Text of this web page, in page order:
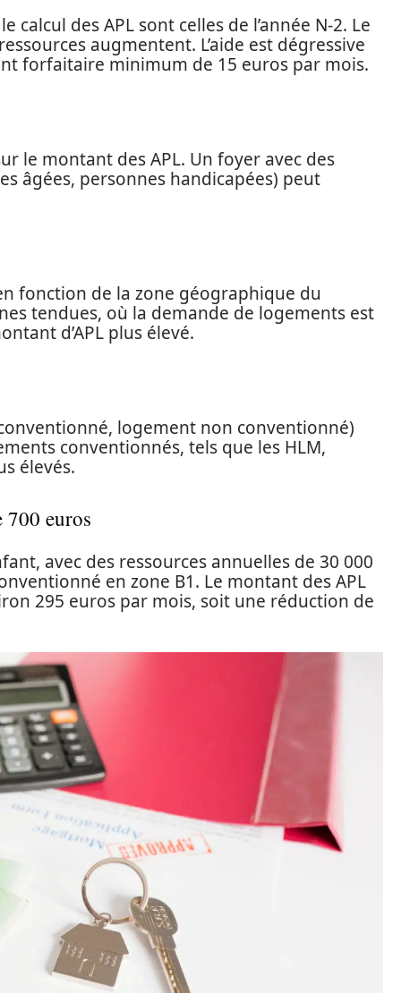
des APL sont celles de l’année N-2. Le
augmentent. L’aide est dégressive
forfaitaire minimum de 15 euros par mois.
le montant des APL. Un foyer avec des
âgées, personnes handicapées) peut
fonction de la zone géographique du
tendues, où la demande de logements est
d’APL plus élevé.
logement non conventionné)
conventionnés, tels que les HLM,
élevés.
700 euros
avec des ressources annuelles de 30 000
en zone B1. Le montant des APL
295 euros par mois, soit une réduction de